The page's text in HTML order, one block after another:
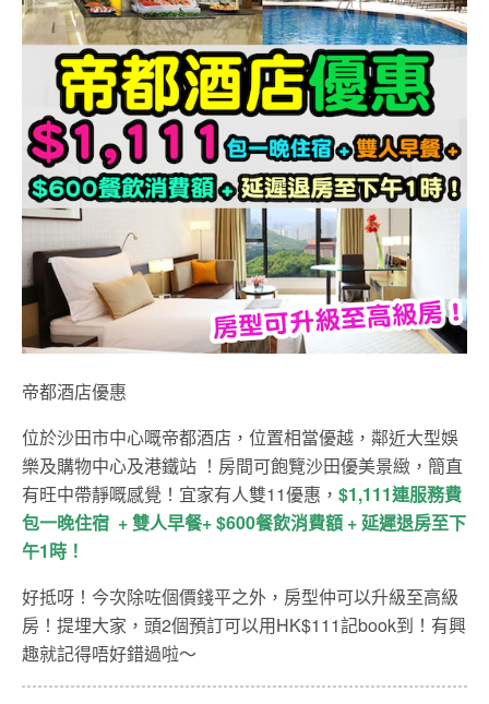
帝都酒店優惠
位於沙田市中心嘅帝都酒店，位置相當優越，鄰近大型娛
樂及購物中心及港鐵站 ！房間可飽覽沙田優美景緻，簡直
有旺中帶靜嘅感覺！宜家有人雙11優惠， $1,111連服務費
包一晚住宿 + 雙人早餐+ $600餐飲消費額 + 延遲退房至下
午1時！
好抵呀！今次除咗個價錢平之外，房型仲可以升級至高級
房！提埋大家，頭2個預訂可以用HK$111記book到！有興
趣就記得唔好錯過啦～